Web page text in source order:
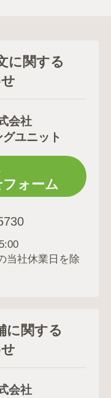
に関する
会社
ユニット
ォーム
当社休業日を除
に関する
会社